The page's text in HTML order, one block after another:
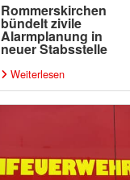
Rommerskirchen
bündelt zivile
Alarmplanung in
neuer Stabsstelle
Weiterlesen